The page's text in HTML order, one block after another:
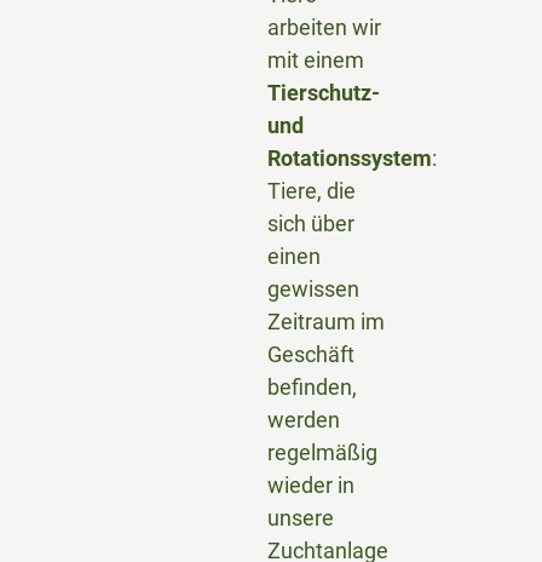
arbeiten wir
mit einem
Tierschutz-
und
Rotationssystem:
Tiere, die
sich über
einen
gewissen
Zeitraum im
Geschäft
befinden,
werden
regelmäßig
wieder in
unsere
Zuchtanlage